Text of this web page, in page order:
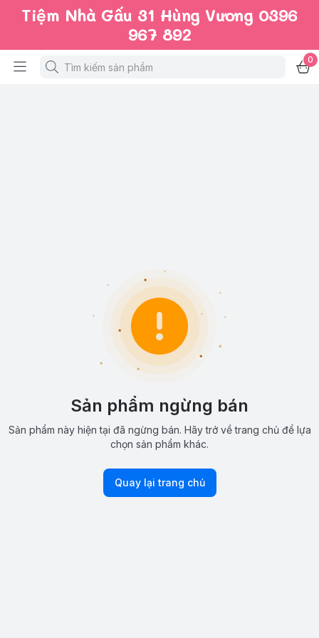
Tiệm Nhà Gấu 31 Hùng Vương 0396
967 892
0
Sản phẩm ngừng bán
Sản phẩm này hiện tại đã ngừng bán. Hãy trở về trang chủ để lựa
chọn sản phẩm khác.
Quay lại trang chủ